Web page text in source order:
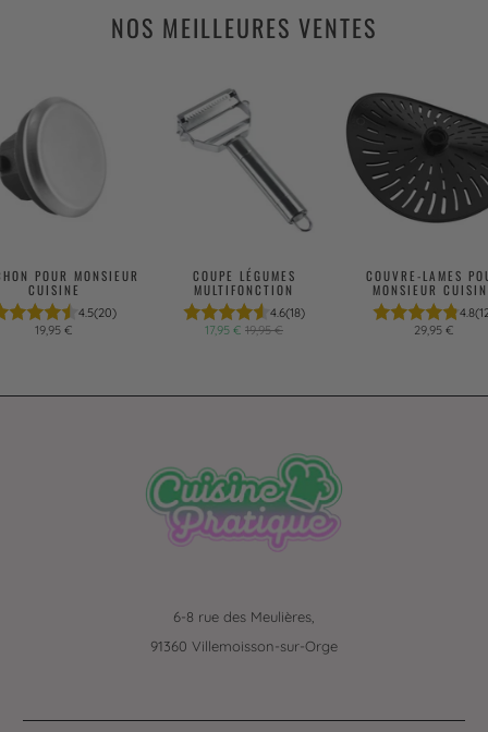
NOS MEILLEURES VENTES
POUR MONSIEUR
CUISINE
4.5(20)
19,95 €
COUPE LÉGUMES
MULTIFONCTION
4.6(18)
17,95 €19,95 €
COUVRE-LAMES
MONSIEUR
4.8
29,95 €
6-8 rue des Meulières,
91360 Villemoisson-sur-Orge